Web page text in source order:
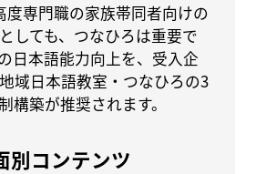
度専門職の家族帯同者向けの
しても、つなひろは重要で
日本語能力向上を、受入企
域日本語教室・つなひろの3
構築が推奨されます。
別コンテンツ